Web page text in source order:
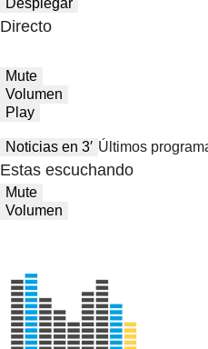
Desplegar
Directo
Mute
Volumen
Play
Noticias en 3′ Últimos
Estas escuchando
Mute
Volumen